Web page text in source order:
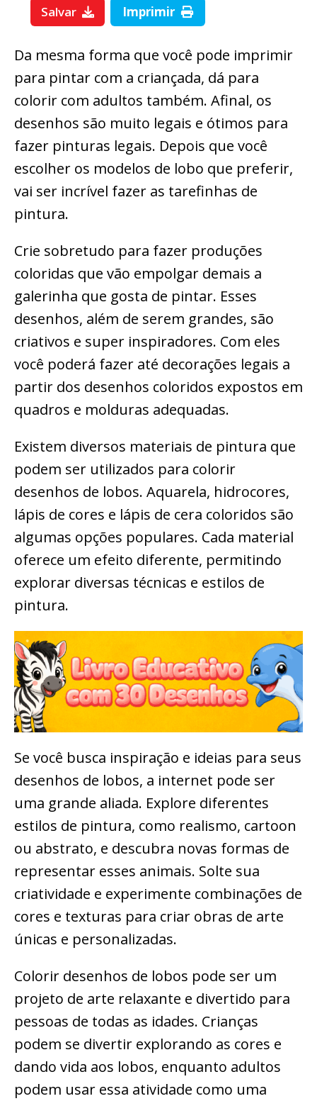
Salvar Imprimir
Da mesma forma que você pode imprimir
para pintar com a criançada, dá para
colorir com adultos também. Afinal, os
desenhos são muito legais e ótimos para
fazer pinturas legais. Depois que você
escolher os modelos de lobo que preferir,
vai ser incrível fazer as tarefinhas de
pintura.
Crie sobretudo para fazer produções
coloridas que vão empolgar demais a
galerinha que gosta de pintar. Esses
desenhos, além de serem grandes, são
criativos e super inspiradores. Com eles
você poderá fazer até decorações legais a
partir dos desenhos coloridos expostos em
quadros e molduras adequadas.
Existem diversos materiais de pintura que
podem ser utilizados para colorir
desenhos de lobos. Aquarela, hidrocores,
lápis de cores e lápis de cera coloridos são
algumas opções populares. Cada material
oferece um efeito diferente, permitindo
explorar diversas técnicas e estilos de
pintura.
Se você busca inspiração e ideias para seus
desenhos de lobos, a internet pode ser
uma grande aliada. Explore diferentes
estilos de pintura, como realismo, cartoon
ou abstrato, e descubra novas formas de
representar esses animais. Solte sua
criatividade e experimente combinações de
cores e texturas para criar obras de arte
únicas e personalizadas.
Colorir desenhos de lobos pode ser um
projeto de arte relaxante e divertido para
pessoas de todas as idades. Crianças
podem se divertir explorando as cores e
dando vida aos lobos, enquanto adultos
podem usar essa atividade como uma